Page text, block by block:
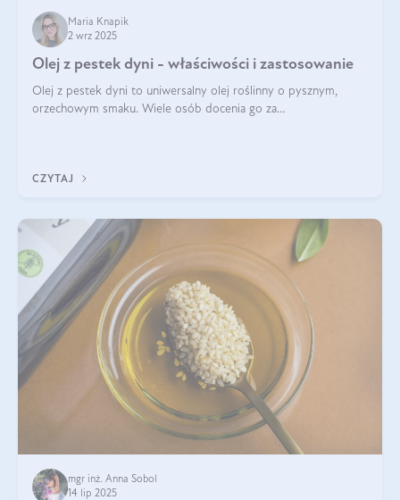
Maria Knapik
2 wrz 2025
Olej z pestek dyni - właściwości i zastosowanie
Olej z pestek dyni to uniwersalny olej roślinny o pysznym,
orzechowym smaku. Wiele osób docenia go za
CZYTAJ
mgr inż. Anna Sobol
14 lip 2025